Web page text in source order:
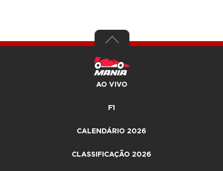
AO VIVO
F1
CALENDÁRIO 2026
CLASSIFICAÇÃO 2026